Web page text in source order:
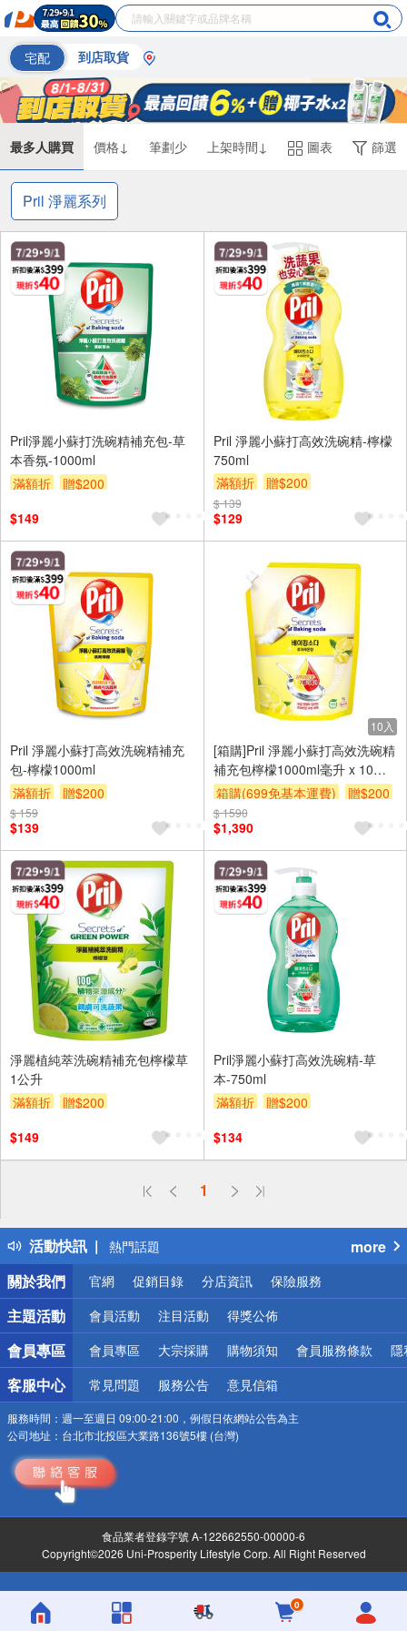
宅配 到店取貨
最多人購買 價格↓ 筆劃少 上架時間↓ 圖表 篩選
Pril 淨麗系列
Pril淨麗小蘇打洗碗精補充包-草
本香氛-1000ml
滿額折
贈$200
$149
Pril 淨麗小蘇打高效洗碗精-檸檬
750ml
滿額折
贈$200
$ 139
$129
Pril 淨麗小蘇打高效洗碗精補充
包-檸檬1000ml
滿額折
贈$200
$ 159
$139
10入
[箱購]Pril 淨麗小蘇打高效洗碗精
補充包檸檬1000ml毫升 x 10瓶/
箱
箱購(699免基本運費) 贈$200
$ 1590
$1,390
淨麗植純萃洗碗精補充包檸檬草
1公升
滿額折
贈$200
$149
Pril淨麗小蘇打高效洗碗精-草
本-750ml
滿額折
贈$200
$134
1
活動快訊
偏遠地區配送
得獎公告
熱門話題
銀行優惠
偏遠地區配送
詐騙網頁！請小心！
more
關於我們
官網 促銷目錄 分店資訊 保險服務
主題活動 會員活動 注目活動 得獎公佈
會員專區 會員專區 大宗採購 購物須知 會員服務條款 隱
客服中心 常見問題 服務公告 意見信箱
服務時間： 週一至週日 09:00-21:00，例假日依網站公告為主
公司地址： 台北市北投區大業路136號5樓 (台灣)
食品業者登錄字號 A-122662550-00000-6
Copyright©2026 Uni-Prosperity Lifestyle Corp. All Right Reserved
0